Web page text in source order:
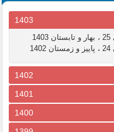
1403
1402
1401
1400